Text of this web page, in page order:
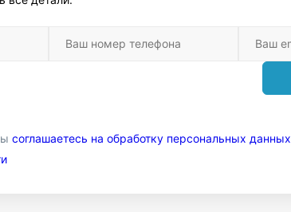
соглашаетесь на обработку персональных данных